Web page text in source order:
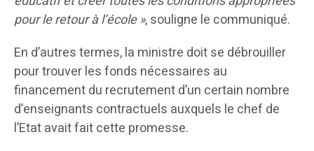
pour le retour à l’école », souligne le communiqué.
En d’autres termes, la ministre doit se débrouiller
pour trouver les fonds nécessaires au
financement du recrutement d’un certain nombre
d’enseignants contractuels auxquels le chef de
l’Etat avait fait cette promesse.